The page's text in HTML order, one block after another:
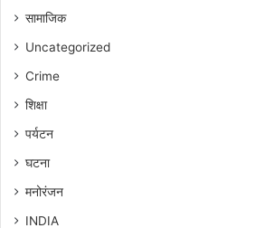
सामाजिक
Uncategorized
Crime
शिक्षा
पर्यटन
घटना
मनोरंजन
INDIA